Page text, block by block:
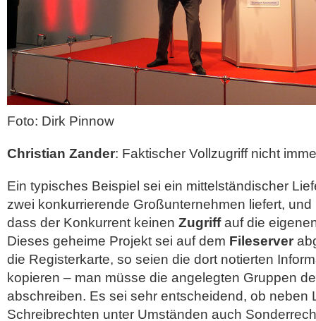
Foto: Dirk Pinnow
Christian Zander: Faktischer Vollzugriff nicht
Ein typisches Beispiel sei ein mittelständischer
zwei konkurrierende Großunternehmen liefert,
dass der Konkurrent keinen Zugriffauf die
Dieses geheime Projekt sei auf dem Fileserver
die Registerkarte, so seien die dort notierten
kopieren – man müsse die angelegten Gruppen
abschreiben. Es sei sehr entscheidend, ob neben
Schreibrechten unter Umständen auch